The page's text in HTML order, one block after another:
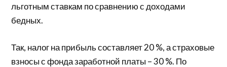
льготным ставкам по сравнению с доходами
бедных.
Так, налог на прибыль составляет 20 %, а страховые
взносы с фонда заработной платы – 30 %. По